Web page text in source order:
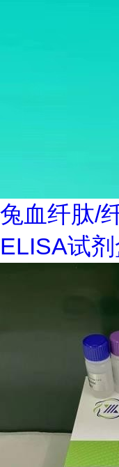
兔血纤肽/
ELISA试